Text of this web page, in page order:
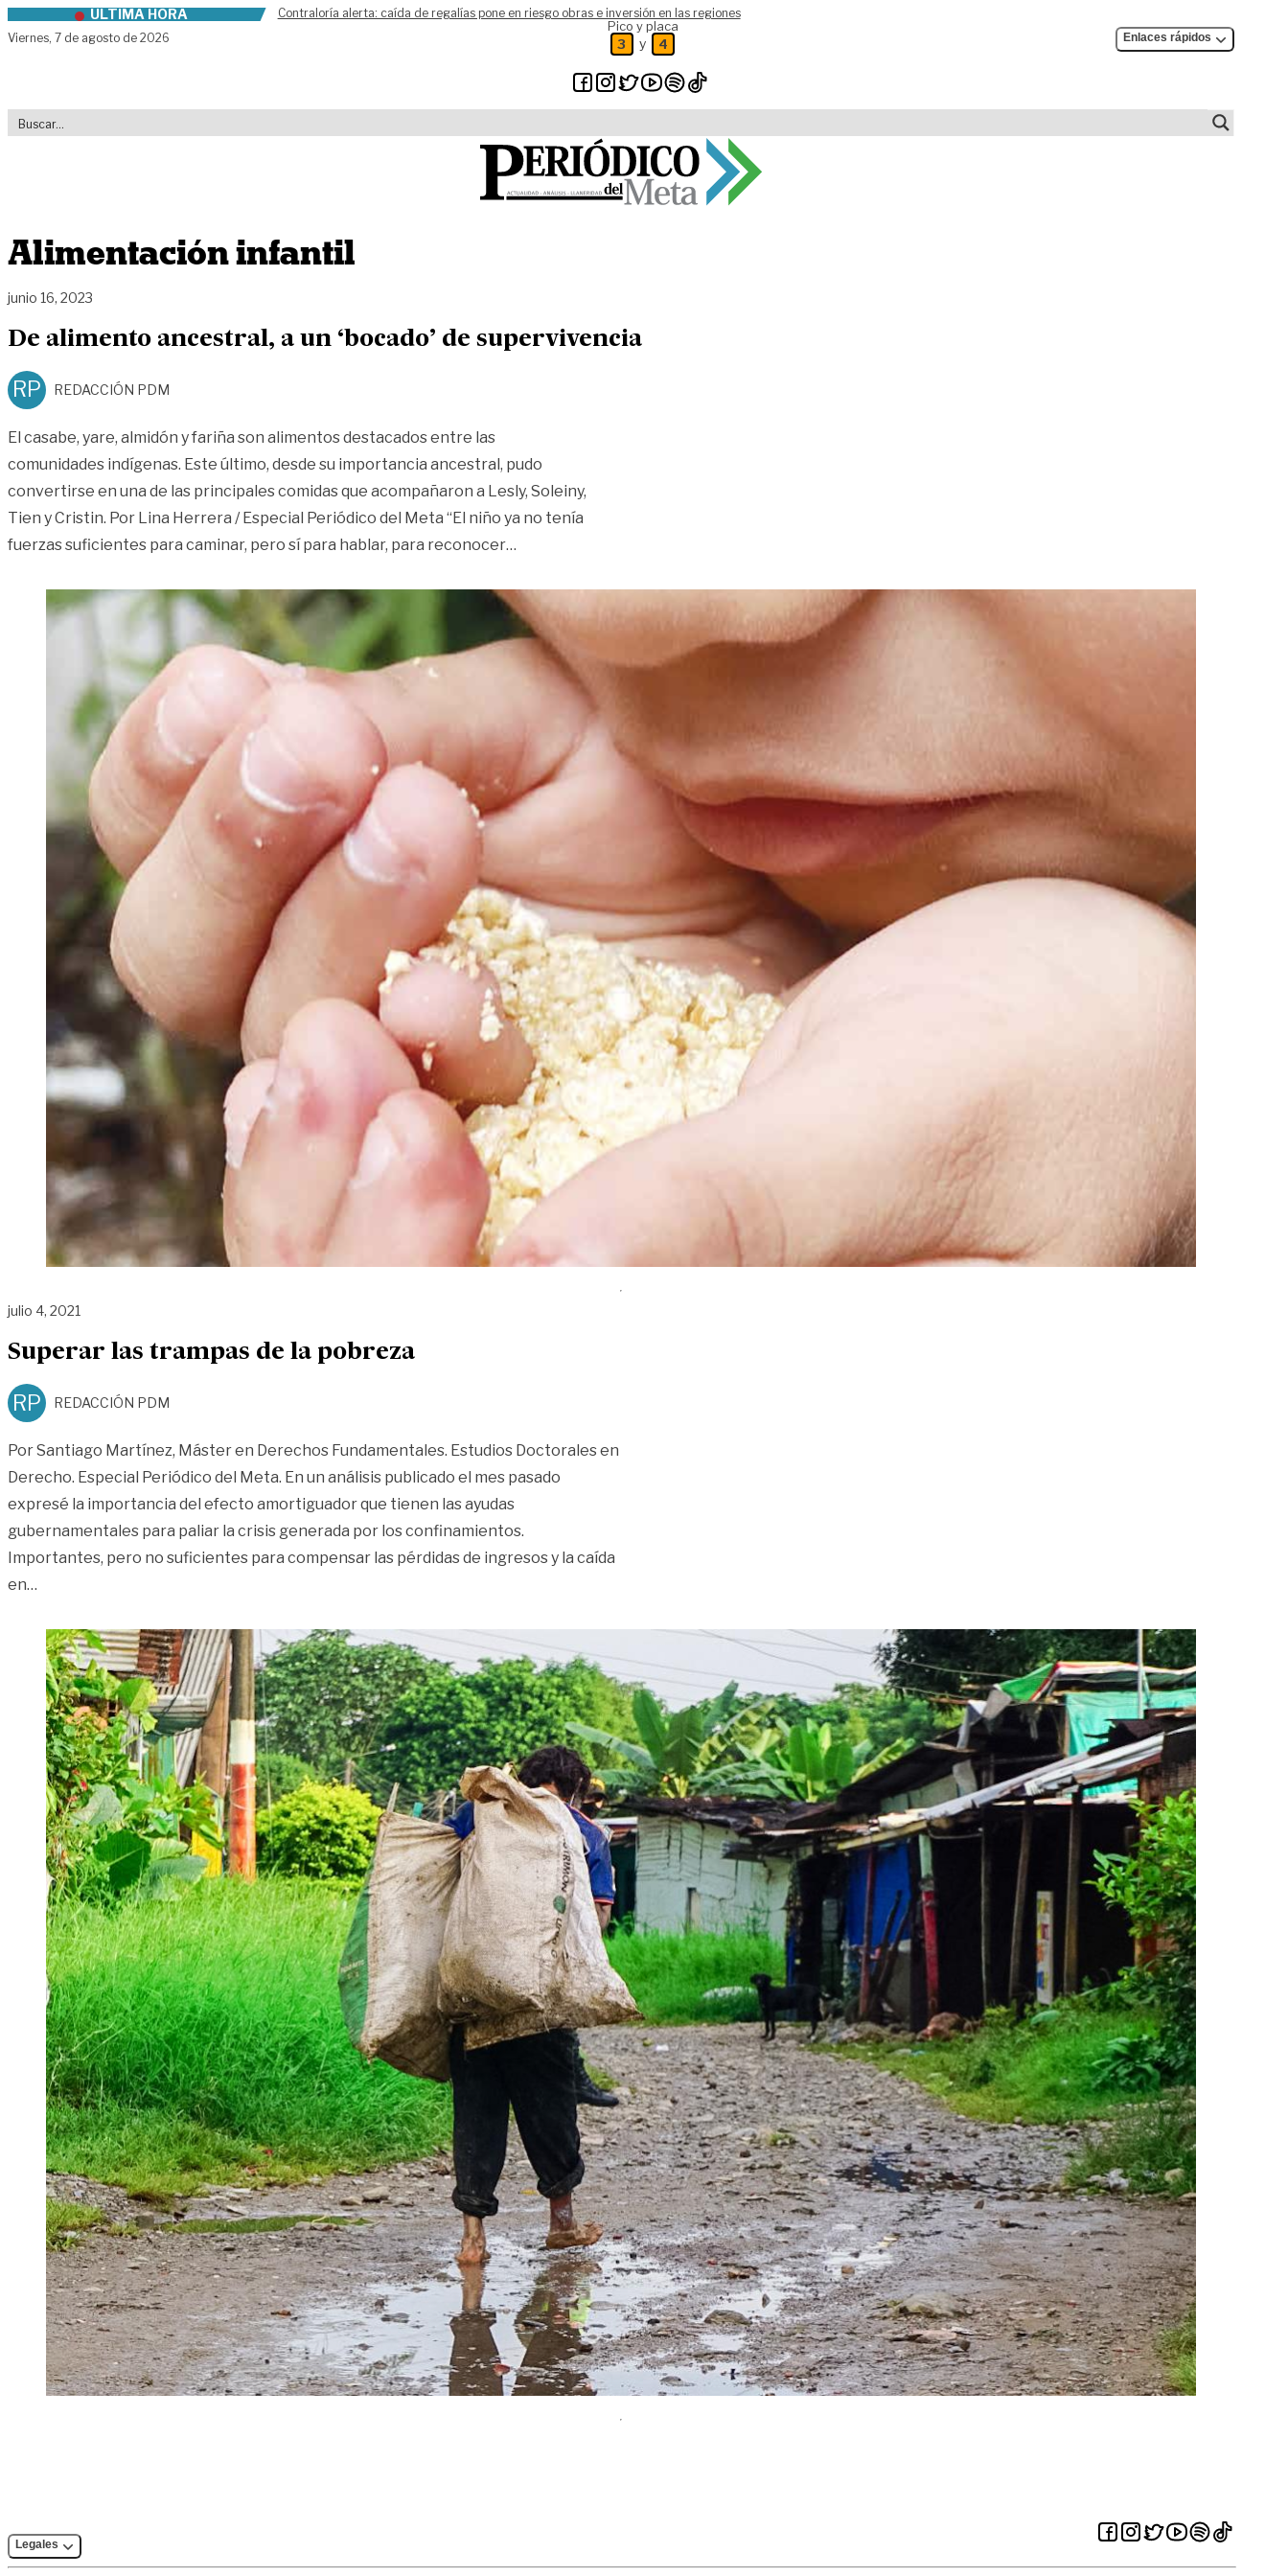
Skip to contentÚLTIMA HORA
Contraloría alerta: caída de regalías pone en riesgo obras e inversión en las regiones
Viernes, 7 de agosto de 2026
Pico y placa
3 y 4 Enlaces rápidos
Alimentación infantil
junio 16, 2023
De alimento ancestral, a un ‘bocado’ de supervivencia
RP REDACCIÓN PDM
El casabe, yare, almidón y fariña son alimentos destacados entre las
comunidades indígenas. Este último, desde su importancia ancestral, pudo
convertirse en una de las principales comidas que acompañaron a Lesly, Soleiny,
Tien y Cristin. Por Lina Herrera / Especial Periódico del Meta “El niño ya no tenía
fuerzas suficientes para caminar, pero sí para hablar, para reconocer…
julio 4, 2021
Superar las trampas de la pobreza
RP REDACCIÓN PDM
Por Santiago Martínez, Máster en Derechos Fundamentales. Estudios Doctorales en
Derecho. Especial Periódico del Meta. En un análisis publicado el mes pasado
expresé la importancia del efecto amortiguador que tienen las ayudas
gubernamentales para paliar la crisis generada por los confinamientos.
Importantes, pero no suficientes para compensar las pérdidas de ingresos y la caída
en…
Legales